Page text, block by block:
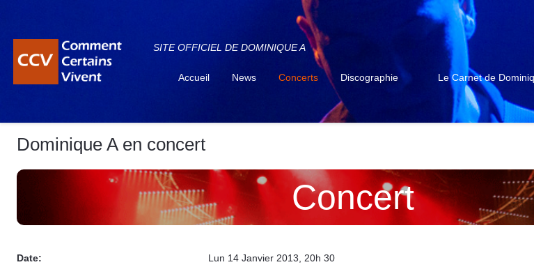
SITE OFFICIEL DE DOMINIQUE A
Accueil News Concerts Discographie Le Carnet de
Dominique A en concert
Concert
Date: Lun 14 Janvier 2013, 20h 30